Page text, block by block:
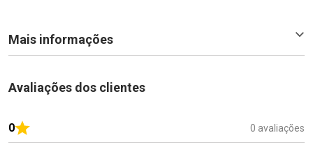
Mais informações
Avaliações dos clientes
0 0 avaliações